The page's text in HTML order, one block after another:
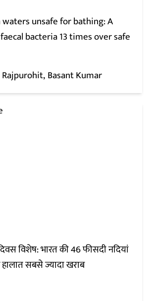
unsafe for bathing: A
bacteria 13 times over safe
Basant Kumar
विशेष: भारत की 46 फीसदी नदियां
हालात सबसे ज्यादा खराब